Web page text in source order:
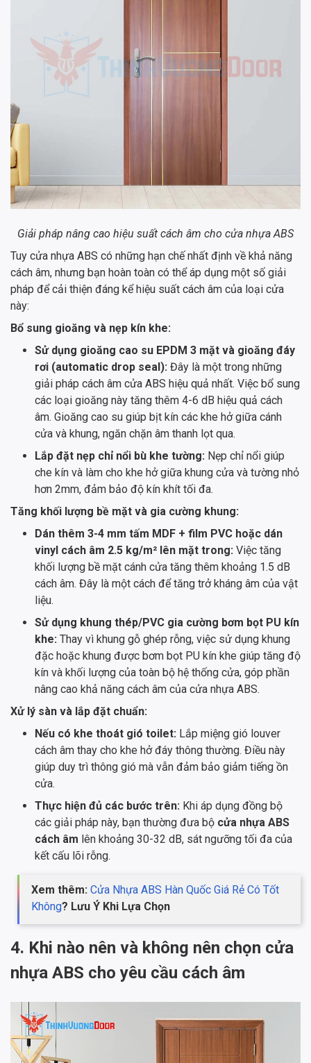
Giải pháp nâng cao hiệu suất cách âm cho cửa nhựa ABS
Tuy cửa nhựa ABS có những hạn chế nhất định về khả năng
cách âm, nhưng bạn hoàn toàn có thể áp dụng một số giải
pháp để cải thiện đáng kể hiệu suất cách âm của loại cửa
này:
Bổ sung gioăng và nẹp kín khe:
Sử dụng gioăng cao su EPDM 3 mặt và gioăng đáy
rơi (automatic drop seal): Đây là một trong những
giải pháp cách âm cửa ABS hiệu quả nhất. Việc bổ sung
các loại gioăng này tăng thêm 4-6 dB hiệu quả cách
âm. Gioăng cao su giúp bịt kín các khe hở giữa cánh
cửa và khung, ngăn chặn âm thanh lọt qua.
Lắp đặt nẹp chỉ nổi bù khe tường: Nẹp chỉ nổi giúp
che kín và làm cho khe hở giữa khung cửa và tường nhỏ
hơn 2mm, đảm bảo độ kín khít tối đa.
Tăng khối lượng bề mặt và gia cường khung:
Dán thêm 3-4 mm tấm MDF + film PVC hoặc dán
vinyl cách âm 2.5 kg/m² lên mặt trong: Việc tăng
khối lượng bề mặt cánh cửa tăng thêm khoảng 1.5 dB
cách âm. Đây là một cách để tăng trở kháng âm của vật
liệu.
Sử dụng khung thép/PVC gia cường bơm bọt PU kín
khe: Thay vì khung gỗ ghép rỗng, việc sử dụng khung
đặc hoặc khung được bơm bọt PU kín khe giúp tăng độ
kín và khối lượng của toàn bộ hệ thống cửa, góp phần
nâng cao khả năng cách âm của cửa nhựa ABS.
Xử lý sàn và lắp đặt chuẩn:
Nếu có khe thoát gió toilet: Lắp miệng gió louver
cách âm thay cho khe hở đáy thông thường. Điều này
giúp duy trì thông gió mà vẫn đảm bảo giảm tiếng ồn
cửa.
Thực hiện đủ các bước trên: Khi áp dụng đồng bộ
các giải pháp này, bạn thường đưa bộ cửa nhựa ABS
cách âm lên khoảng 30-32 dB, sát ngưỡng tối đa của
kết cấu lõi rỗng.
Xem thêm: Cửa Nhựa ABS Hàn Quốc Giá Rẻ Có Tốt
Không? Lưu Ý Khi Lựa Chọn
4. Khi nào nên và không nên chọn cửa
nhựa ABS cho yêu cầu cách âm